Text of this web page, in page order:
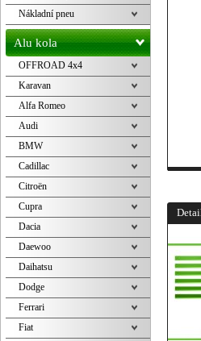
Nákladní pneu
Alu kola
OFFROAD 4x4
Karavan
Alfa Romeo
Audi
BMW
Cadillac
Citroën
Cupra
Dacia
Daewoo
Daihatsu
Dodge
Ferrari
Fiat